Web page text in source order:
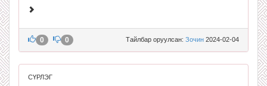
Тайлбар оруулсан: Зочин 2024-02-04
0 0
СҮРЛЭГ